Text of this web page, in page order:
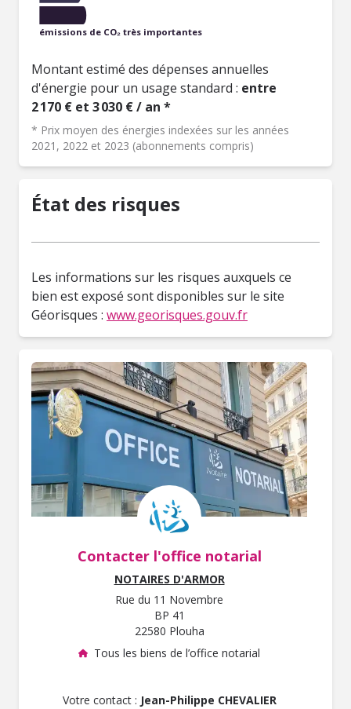
émissions de CO₂ très importantes
Montant estimé des dépenses annuelles
d'énergie pour un usage standard : entre
2 170 € et 3 030 € / an *
* Prix moyen des énergies indexées sur les années
2021, 2022 et 2023 (abonnements compris)
État des risques
Les informations sur les risques auxquels ce
bien est exposé sont disponibles sur le site
Géorisques : www.georisques.gouv.fr
Contacter l'office notarial
NOTAIRES D'ARMOR
Rue du 11 Novembre
BP 41
22580 Plouha
Tous les biens de l’office notarial
Votre contact : Jean-Philippe CHEVALIER